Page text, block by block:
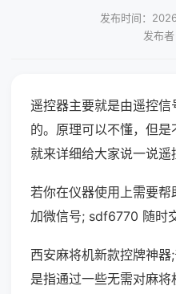
发布时间：
发布
遥控器主要就是由遥控
的。原理可以不懂，但
就来详细给大家说一说遥
若你在仪器使用上需要
加微信号; sdf6770 随时
西安麻将机新款控牌神
是指通过一些无需对麻